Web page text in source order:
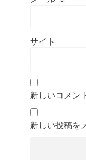
サイト
新しいコメン
新しい投稿を